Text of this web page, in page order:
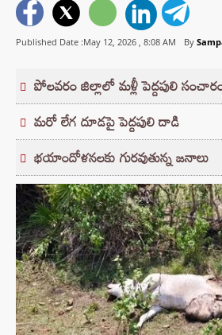
Published Date :May 12, 2026 , 8:08 AM By
పోలవరం జిల్లాలో మళ్లీ పెద్దపులి
మరో లేగ దూడపై పెద్దపులి దాడి
భయాందోళనలకు గురవుతున్న జనాలు